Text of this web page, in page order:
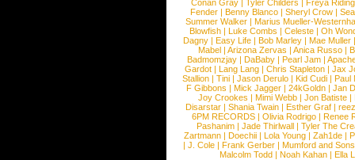
Conan Gray |Tyler Childers |Freya
Fender |Benny Blanco |Sheryl Crow |
Summer Walker |Marius Mueller-
Blowfish | Luke Combs | Celeste | Oh
Dagny |Easy Life |Bob Marley |Mae Muller
Mabel |Arizona Zervas |Anica Russo |
Badmomzjay |DaBaby |Pearl Jam |
Gardot | Lang Lang | Chris Stapleton | Jax
Stallion |Tini |Jason Derulo |Kid Cudi |Paul
F Gibbons | Mick Jagger | 24kGoldn | Jan
Joy Crookes | Mimi Webb | Jon Batiste |
Disarstar | Shania Twain | Esther Graf |
6PM RECORDS | Olivia Rodrigo | Renee
Pashanim |Jade Thirlwall |Tyler The
Zartmann | Doechii | Lola Young | Zah1de |
| J. Cole | Frank Gerber | Mumford and Sons
Malcolm Todd | Noah Kahan | Ella